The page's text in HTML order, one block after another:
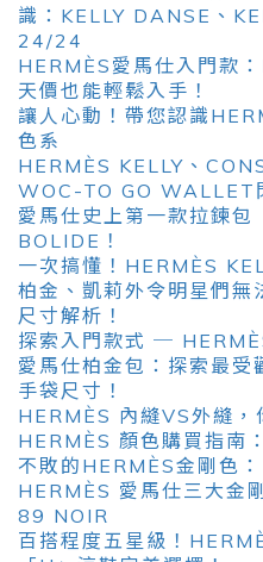
識：KELLY DANSE、
24/24
HERMÈS愛馬仕入門款
天價也能輕鬆入手！
讓人心動！帶您認識
色系
HERMÈS KELLY、
WOC-TO GO WALLET
愛馬仕史上第一款拉鍊
BOLIDE！
一次搞懂！HERMÈS
柏金、凱莉外令明星們
尺寸解析！
探索入門款式 ─
愛馬仕柏金包：探索最
手袋尺寸！
HERMÈS 內縫VS外縫，
HERMÈS 顏色購買指南
不敗的HERMÈS金剛色
HERMÈS 愛馬仕三大金
89 NOIR
百搭程度五星級！